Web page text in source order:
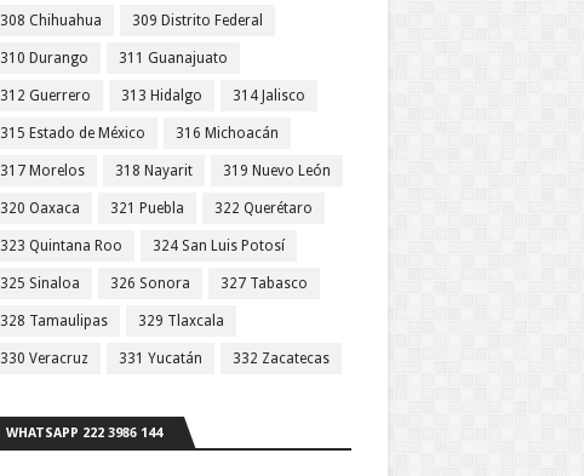
308 Chihuahua 309 Distrito Federal
310 Durango 311 Guanajuato
312 Guerrero 313 Hidalgo 314 Jalisco
315 Estado de México 316 Michoacán
317 Morelos 318 Nayarit 319 Nuevo León
320 Oaxaca 321 Puebla 322 Querétaro
323 Quintana Roo 324 San Luis Potosí
325 Sinaloa 326 Sonora 327 Tabasco
328 Tamaulipas 329 Tlaxcala
330 Veracruz 331 Yucatán 332 Zacatecas
WHATSAPP 222 3986 144